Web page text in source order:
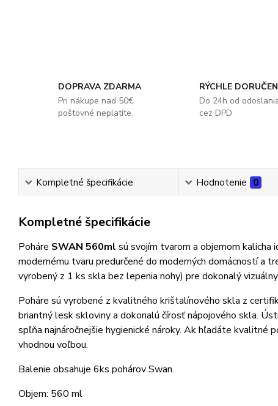
DOPRAVA ZDARMA
Pri nákupe nad 50€
poštovné neplatíte.
RÝCHLE
Do 24h od
cez DPD
Kompletné špecifikácie Hodnotenie 0
Kompletné špecifikácie
Poháre SWAN 560ml sú svojím tvarom a objemom kalicha
modernému tvaru predurčené do moderných domácností a
vyrobený z 1 ks skla bez lepenia nohy) pre dokonalý
Poháre sú vyrobené z kvalitného krištalínového skla z
briantný lesk skloviny a dokonalú čírosť nápojového skla.
spľňa najnáročnejšie hygienické nároky. Ak hľadáte kvalitné
vhodnou voľbou.
Balenie obsahuje 6ks pohárov Swan.
Objem: 560 ml